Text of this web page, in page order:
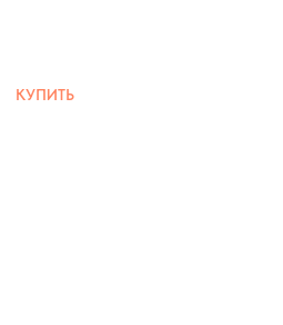
КУПИТЬ